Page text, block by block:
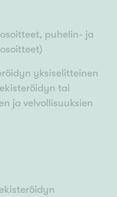
puhelin- ja
yksiselitteinen
tai
ja velvollisuuksien